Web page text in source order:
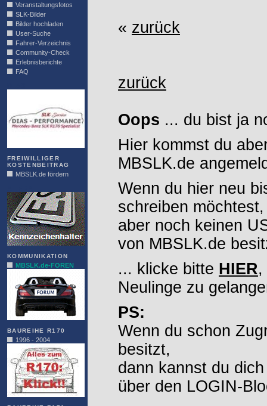
Veranstaltungsfotos
SLK-Bilder
Bilder hochladen
User-Suche
Fahrer-Verzeichnis
Community-Check
Erlebnisberichte
FAQ
FREIWILLIGER
KOSTENBEITRAG
MBSLK.de fördern
KOMMUNIKATION
MBSLK.de-FOREN
BAUREIHE R170
1996 - 2004
« zurück
zurück
Oops ... du bist ja
Hier kommst du
MBSLK.de
Wenn du hier neu
schreiben möchtest,
aber noch keinen
von MBSLK.de
... klicke bitte HIER,
Neulinge zu
PS:
Wenn du schon
besitzt,
dann kannst du
über den LOGIN-